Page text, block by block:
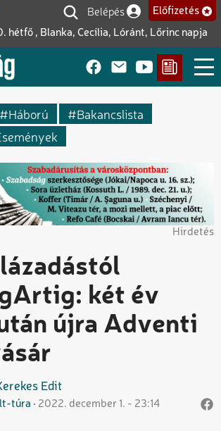
hétfő , Blanka, Cecília, Lóránt, Lőrinc napja
Felhasználói fiók
Belépés Előfizetés
Háború
Bakancslista
Hirdetés
két év
újra Adventi
Edit
túra 2022. december 1. - 23:14